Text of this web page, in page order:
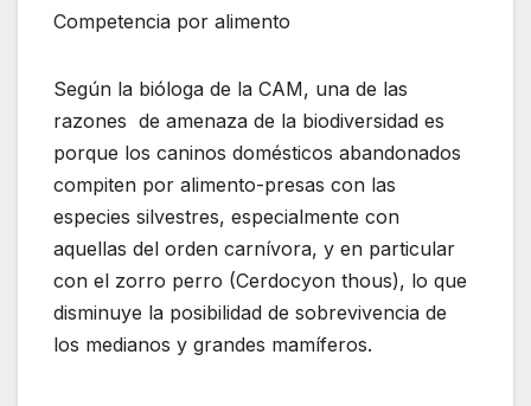
Competencia por alimento
Según la bióloga de la CAM, una de las
razones de amenaza de la biodiversidad es
porque los caninos domésticos abandonados
compiten por alimento-presas con las
especies silvestres, especialmente con
aquellas del orden carnívora, y en particular
con el zorro perro (Cerdocyon thous), lo que
disminuye la posibilidad de sobrevivencia de
los medianos y grandes mamíferos.